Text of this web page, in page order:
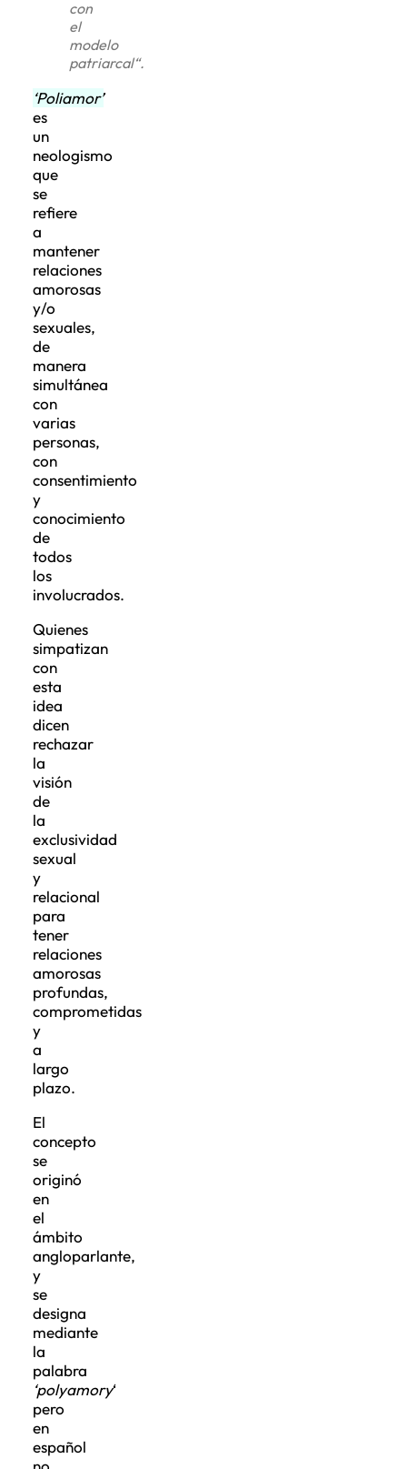
con
el
modelo
patriarcal“.
‘Poliamor’
es
un
neologismo
que
se
refiere
a
mantener
relaciones
amorosas
y/o
sexuales,
de
manera
simultánea
con
varias
personas,
con
consentimiento
y
conocimiento
de
todos
los
involucrados.
Quienes
simpatizan
con
esta
idea
dicen
rechazar
la
visión
de
la
exclusividad
sexual
y
relacional
para
tener
relaciones
amorosas
profundas,
comprometidas
y
a
largo
plazo.
El
concepto
se
originó
en
el
ámbito
angloparlante,
y
se
designa
mediante
la
palabra
‘polyamory‘
pero
en
español